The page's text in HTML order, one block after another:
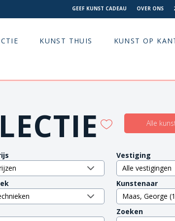
GEEF KUNST CADEAU OVER ONS
KUNST THUIS KUNST OP
Alle
Vestiging
Kunstenaar
Zoeken